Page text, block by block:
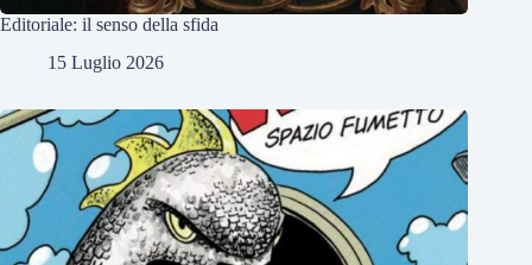
Editoriale: il senso della sfida
15 Luglio 2026